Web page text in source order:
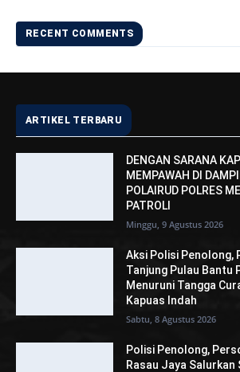
RECENT COMMENTS
ARTIKEL TERBARU
DENGAN SARANA
MEMPAWAH DI
POLAIRUD POLRES
PATROLI
Minggu, 9 Agustus 2026
Aksi Polisi Penolong,
Tanjung Pulau Bantu
Menuruni Tangga
Kapuas Indah
Sabtu, 8 Agustus 2026
Polisi Penolong,
Rasau Jaya Salurkan